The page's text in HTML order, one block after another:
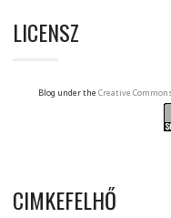
LICENSZ
Blog under the Creative
CIMKEFELHŐ